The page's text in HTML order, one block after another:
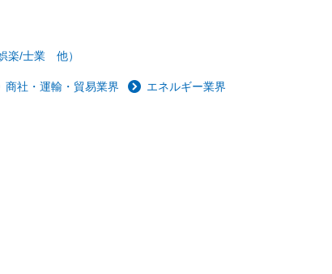
楽/士業 他）
商社・運輸・貿易業界 エネルギー業界